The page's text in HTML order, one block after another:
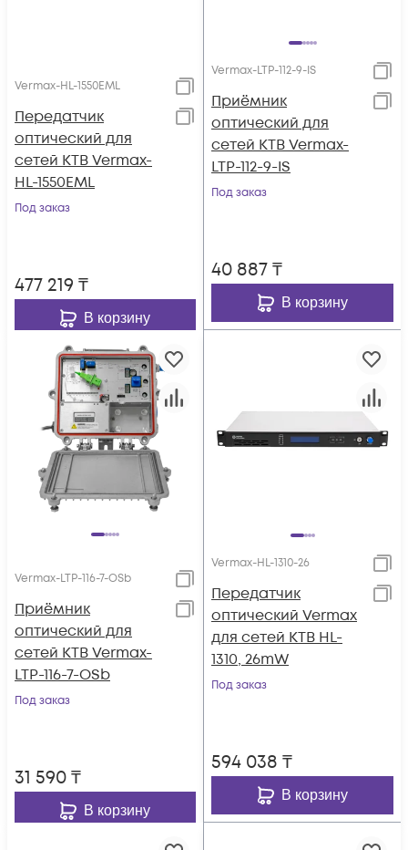
Vermax-HL-1550EML
Передатчик
оптический для
сетей КТВ Vermax-
HL-1550EML
Под заказ
477 219 ₸
В корзину
Vermax-LTP-112-9-IS
Приёмник
оптический для
сетей КТВ Vermax-
LTP-112-9-IS
Под заказ
40 887₸
В корзину
Vermax-LTP-116-7-OSb
Приёмник
оптический для
сетей КТВ Vermax-
LTP-116-7-OSb
Под заказ
31 590₸
В корзину
Vermax-HL-1310-26
Передатчик
оптический Vermax
для сетей КТВ HL-
1310, 26mW
Под заказ
594 038 ₸
В корзину